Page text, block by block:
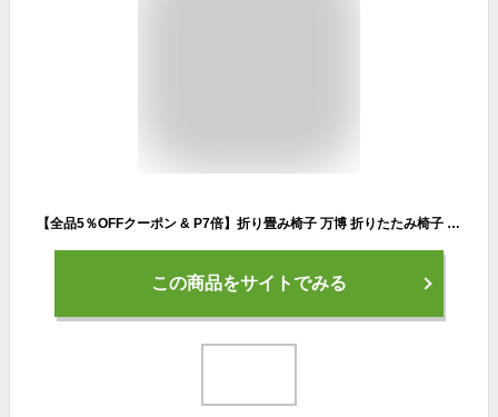
【全品5％OFFクーポン & P7倍】折り畳み椅子 万博 折りたたみ椅子 折りたたみチェア 省スペース 軽量 チェア スツール 踏み台 折りたたみ 野外 歌謡ショー アウトドア コンパクト おしゃれ 携帯チェア 耐荷重150kg お花見 ゴルフ観戦 キャンプ 釣り 屋外
この商品をサイトでみる